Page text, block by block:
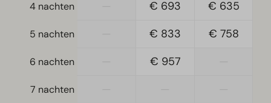
4 nachten € 693 € 635
5 nachten € 833 € 758
6 nachten € 957
7 nachten